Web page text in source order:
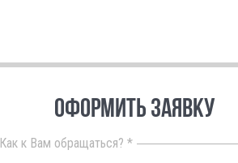
ОФОРМИТЬ ЗАЯВКУ
Как к Вам обращаться? *